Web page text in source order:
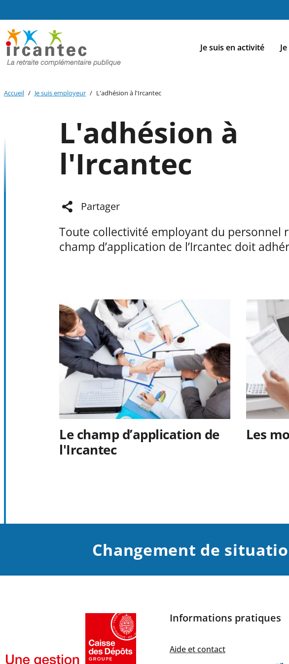
contenu
principal
menu
principal
bouton
lecture
contraste
Menu
Je suis en activité
Accueil Je suis employeur L'adhésion à l'Ircantec
L'adhésion à
l'Ircantec
Partager
Toute collectivité employant du personnel
champ d’application de l’Ircantec doit
Le champ d’application de
l'Ircantec
Les
Changement de
Informations pratiques
Aide et contact